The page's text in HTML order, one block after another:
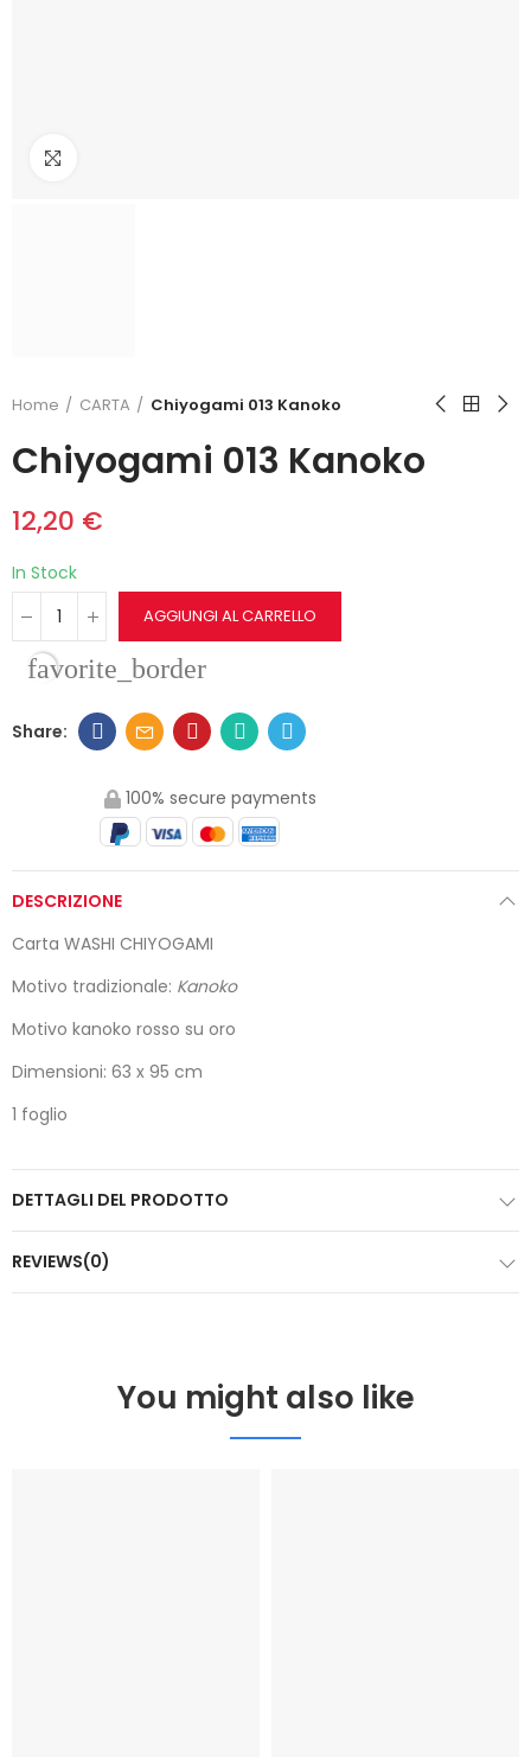
Home CARTA Chiyogami 013 Kanoko
Chiyogami 013 Kanoko
12,20 €
In Stock
AGGIUNGI AL CARRELLO
favorite_border
100% secure payments
DESCRIZIONE
Carta WASHI CHIYOGAMI
Motivo tradizionale: Kanoko
Motivo kanoko rosso su oro
Dimensioni: 63 x 95 cm
1 foglio
DETTAGLI DEL PRODOTTO
REVIEWS(0)
You might also like